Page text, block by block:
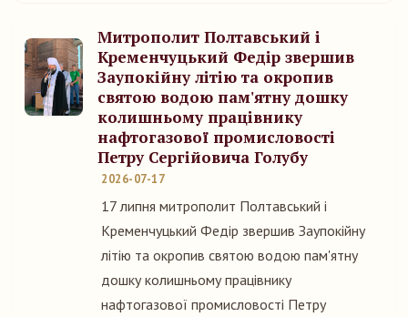
Митрополит Полтавський і
Кременчуцький Федір звершив
Заупокійну літію та окропив
святою водою пам'ятну дошку
колишньому працівнику
нафтогазової промисловості
Петру Сергійовича Голубу
2026-07-17
17 липня митрополит Полтавський і
Кременчуцький Федір звершив Заупокійну
літію та окропив святою водою пам'ятну
дошку колишньому працівнику
нафтогазової промисловості Петру